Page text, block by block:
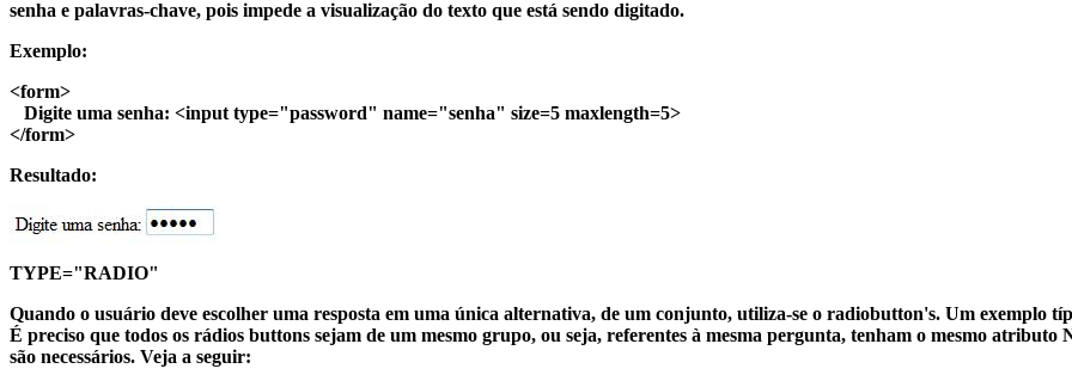
senha e palavras-chave, pois impede a visualização do texto que está sendo digitado.
Exemplo:
<form>
Digite uma senha: <input type="password" name="senha" size=5 maxlength=5>
</form>
Resultado:
TYPE="RADIO"
Quando o usuário deve escolher uma resposta em uma única alternativa, de um conjunto, utiliza-se o radiobutton's. Um exemplo
É preciso que todos os rádios buttons sejam de um mesmo grupo, ou seja, referentes à mesma pergunta, tenham o mesmo
são necessários. Veja a seguir: